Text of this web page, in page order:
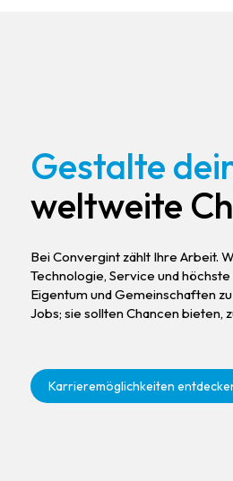
Gestalte
weltweite
Bei Convergint zählt Ihre Arbeit.
Technologie, Service und
Eigentum und Gemeinschaften
Jobs; sie sollten Chancen bieten,
Karrieremöglichkeiten